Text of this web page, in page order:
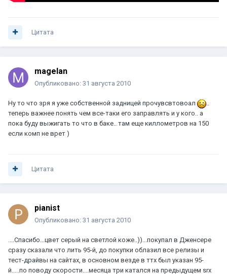
Цитата
magelan
Опубликовано: 31 августа 2010
Ну то что зря я уже собственной задницей прочувсвтовоал
..
теперь важнее понять чем все-таки его заправлять и у кого.. а
пока буду выжигать то что в баке.. там еще киллометров на 150
если комп не врет )
Цитата
pianist
Опубликовано: 31 августа 2010
....Спасибо...цвет серый на светлой коже..))...покупал в Дженсере
сразу сказали что лить 95-й, до покупки облазил все релизы и
тест-драйвы на сайтах, в основном везде в ттх был указан 95-
й.....по поводу скорости....месяца три катался на предыдущем srx